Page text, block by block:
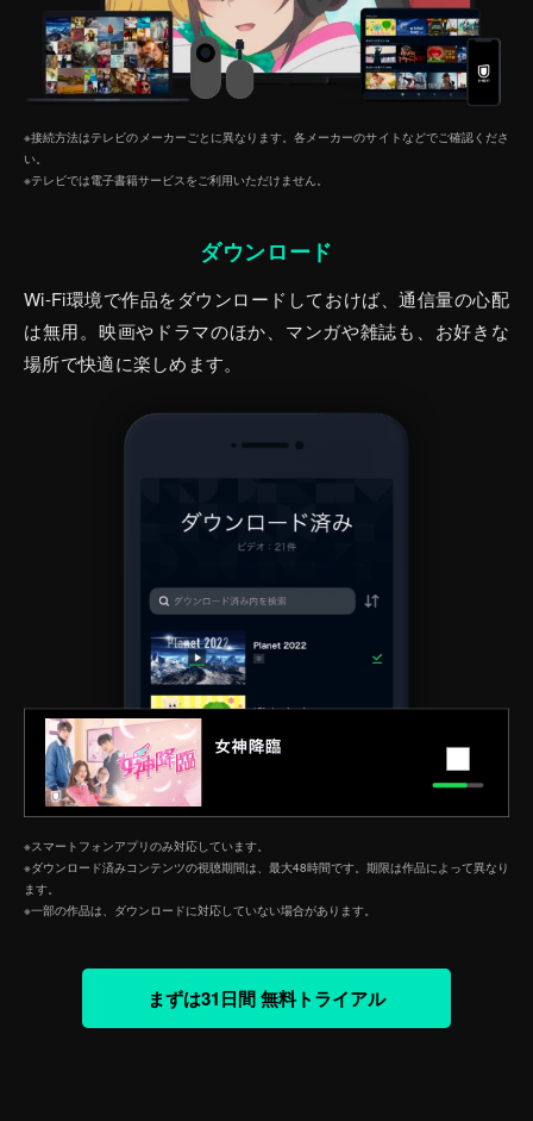
※接続方法はテレビのメーカーごとに異なります。各メーカーのサイトなどでご確認くださ
い。
※テレビでは電子書籍サービスをご利⽤いただけません。
ダウンロード
Wi-Fi環境で作品をダウンロードしておけば、通信量の心配
は無用。映画やドラマのほか、マンガや雑誌も、お好きな
場所で快適に楽しめます。
※スマートフォンアプリのみ対応しています。
※ダウンロード済みコンテンツの視聴期間は、最大48時間です。期限は作品によって異なり
ます。
※一部の作品は、ダウンロードに対応していない場合があります。
まずは31日間 無料トライアル